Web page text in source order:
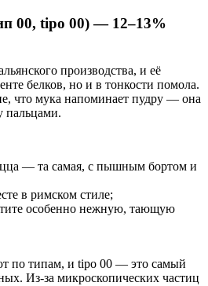
00, tipo 00) — 12–13%
производства, и её
белков, но и в тонкости помола.
что мука напоминает пудру — она
пальцами.
— та самая, с пышным бортом и
в римском стиле;
особенно нежную, тающую
по типам, и tipo 00 — это самый
Из-за микроскопических частиц